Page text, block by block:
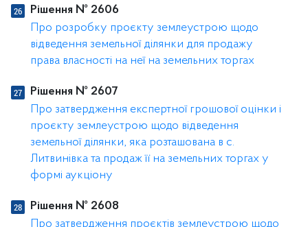
Рішення № 2606
Про розробку проєкту землеустрою щодо
відведення земельної ділянки для продажу
права власності на неї на земельних торгах
Рішення № 2607
Про затвердження експертної грошової оцінки і
проєкту землеустрою щодо відведення
земельної ділянки, яка розташована в с.
Литвинівка та продаж її на земельних торгах у
формі аукціону
Рішення № 2608
Про затвердження проєктів землеустрою щодо